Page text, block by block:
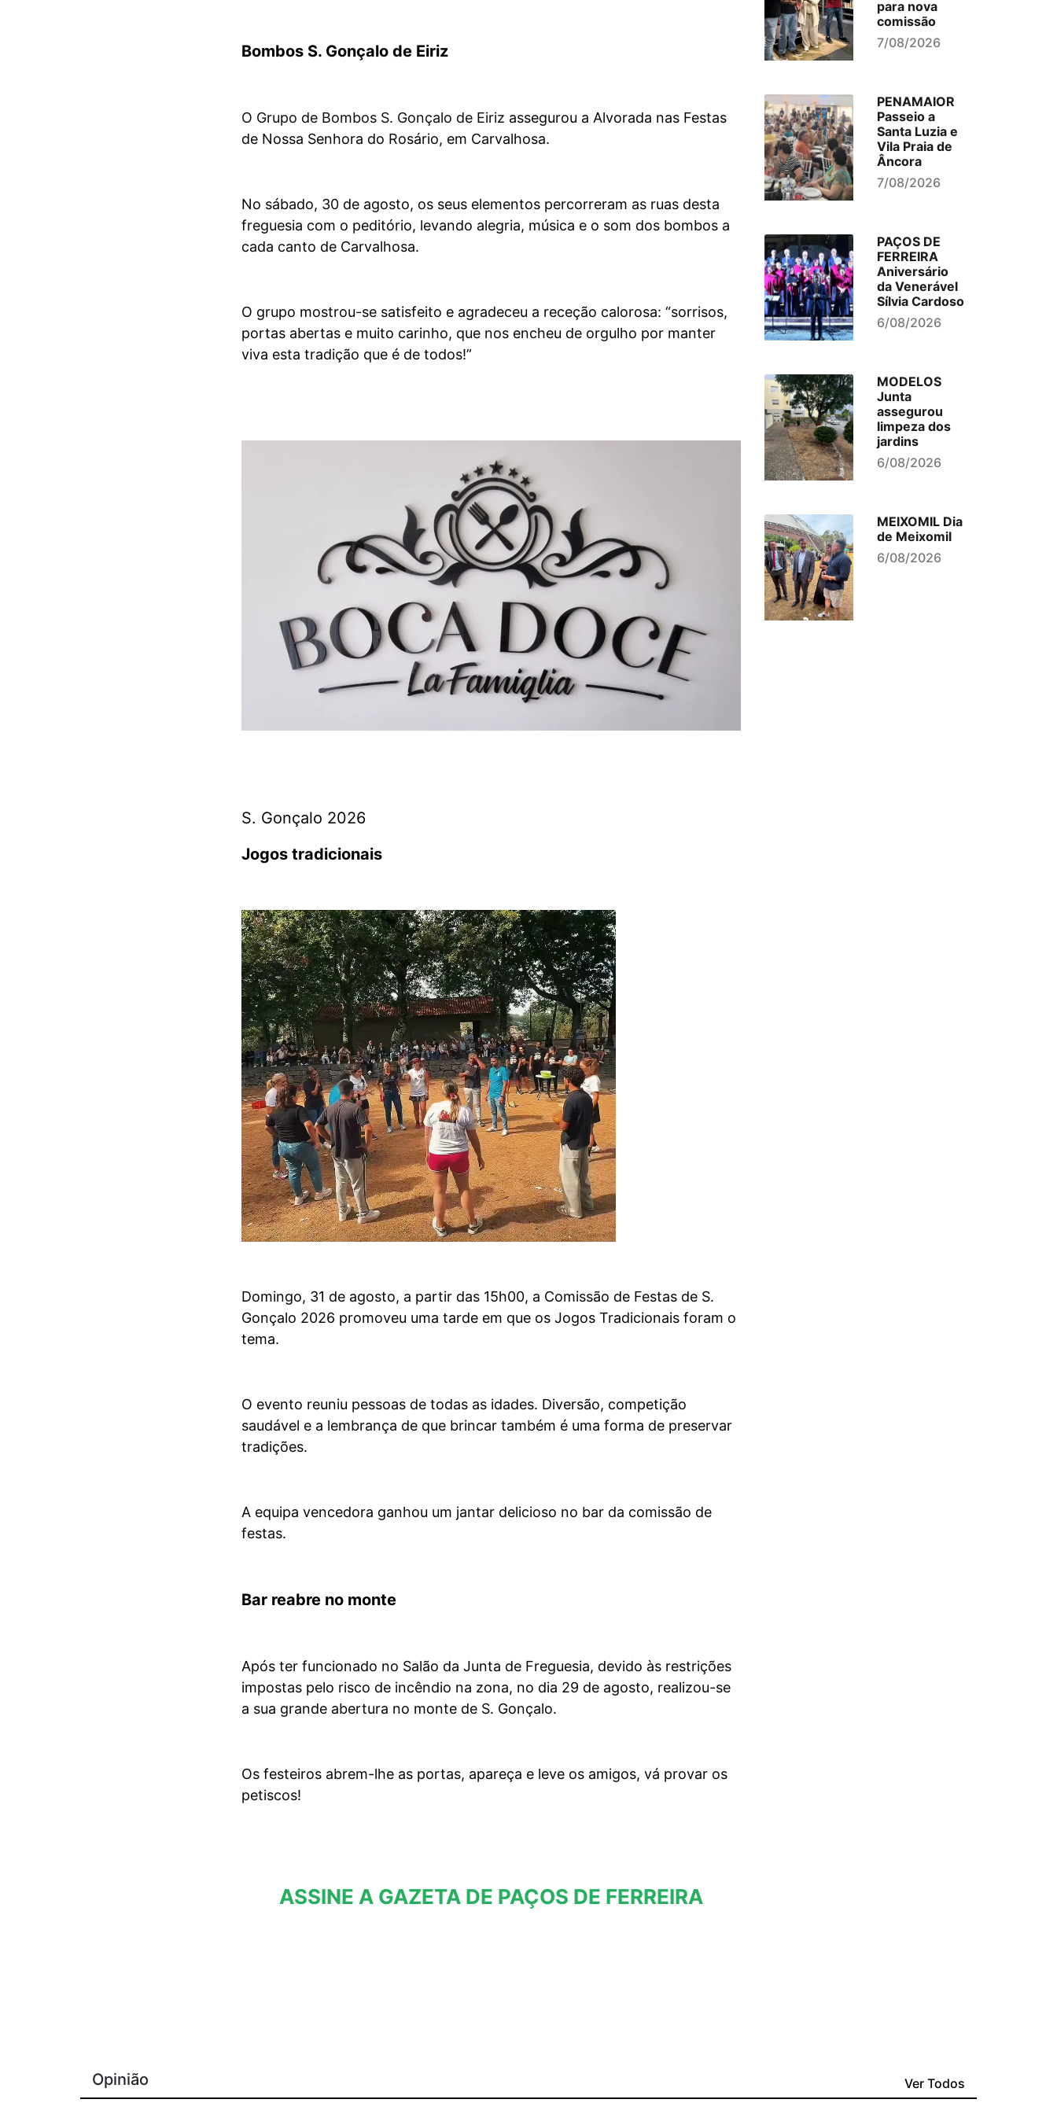
Bombos S. Gonçalo de Eiriz
O Grupo de Bombos S. Gonçalo de Eiriz assegurou a Alvorada nas Festas
de Nossa Senhora do Rosário, em Carvalhosa.
No sábado, 30 de agosto, os seus elementos percorreram as ruas desta
freguesia com o peditório, levando alegria, música e o som dos bombos a
cada canto de Carvalhosa.
O grupo mostrou-se satisfeito e agradeceu a receção calorosa: “sorrisos,
portas abertas e muito carinho, que nos encheu de orgulho por manter
viva esta tradição que é de todos!”
S. Gonçalo 2026
Jogos tradicionais
Domingo, 31 de agosto, a partir das 15h00, a Comissão de Festas de S.
Gonçalo 2026 promoveu uma tarde em que os Jogos Tradicionais foram o
tema.
O evento reuniu pessoas de todas as idades. Diversão, competição
saudável e a lembrança de que brincar também é uma forma de preservar
tradições.
A equipa vencedora ganhou um jantar delicioso no bar da comissão de
festas.
Bar reabre no monte
Após ter funcionado no Salão da Junta de Freguesia, devido às restrições
impostas pelo risco de incêndio na zona, no dia 29 de agosto, realizou-se
a sua grande abertura no monte de S. Gonçalo.
Os festeiros abrem-lhe as portas, apareça e leve os amigos, vá provar os
petiscos!
ASSINE A GAZETA DE PAÇOS DE FERREIRA
para nova
comissão
7/08/2026
PENAMAIOR
Passeio a
Santa Luzia e
Vila Praia de
Âncora
7/08/2026
PAÇOS DE
FERREIRA
Aniversário
da Venerável
Sílvia Cardoso
6/08/2026
MODELOS
Junta
assegurou
limpeza dos
jardins
6/08/2026
MEIXOMIL Dia
de Meixomil
6/08/2026
Opinião Ver Todos